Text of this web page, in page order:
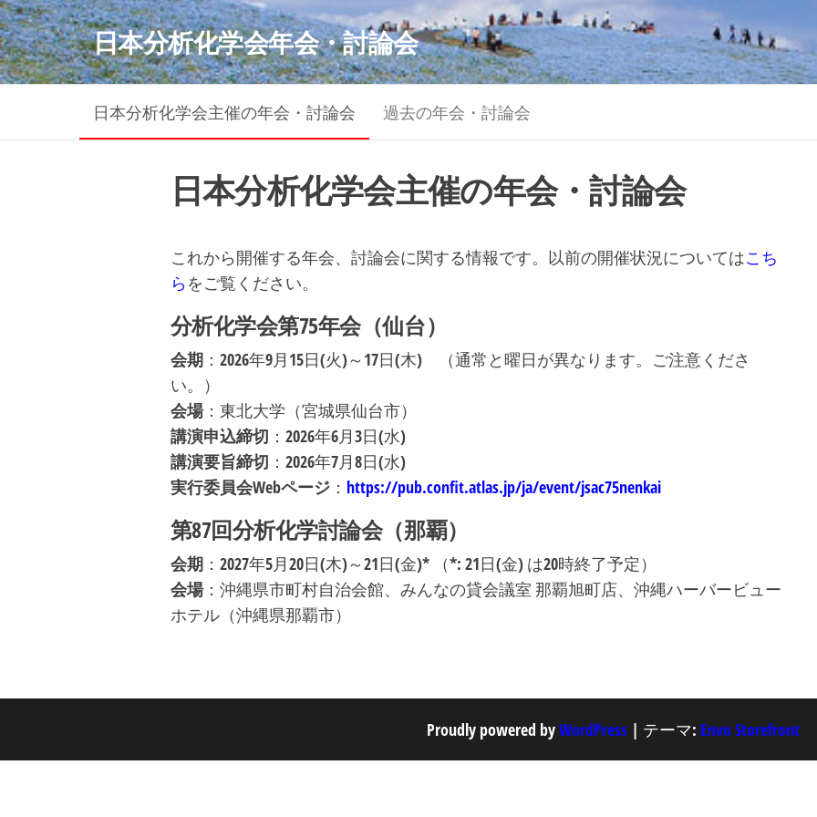
コ
ン
テ
ン
へ
日本分析化学会年会・討論会
日本分析化学会主催の年会・討論会 過去の年会・討論会
日本分析化学会主催の年会・討論会
これから開催する年会、討論会に関する情報です。以前の開催状況についてはこち
らをご覧ください。
分析化学会第75年会（仙台）
会期：2026年9月15日(火)～17日(木) （通常と曜日が異なります。ご注意くださ
い。）
会場：東北大学（宮城県仙台市）
講演申込締切 ：2026年6月3日(水)
講演要旨締切 ：2026年7月8日(水)
実行委員会Webページ： https://pub.confit.atlas.jp/ja/event/jsac75nenkai
第87回分析化学討論会（那覇）
会期：2027年5月20日(木)～21日(金)* （*: 21日(金) は20時終了予定）
会場：沖縄県市町村自治会館、みんなの貸会議室 那覇旭町店、沖縄ハーバービュー
ホテル（沖縄県那覇市）
Proudly powered byWordPress | テーマ: Envo Storefront